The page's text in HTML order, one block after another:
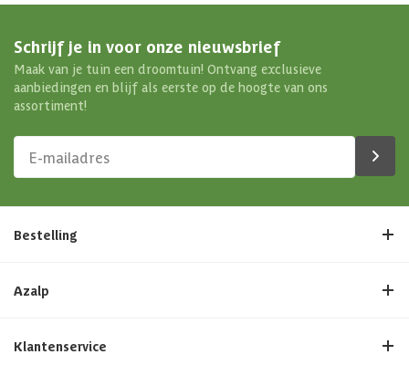
Schrijf je in voor onze nieuwsbrief
Maak van je tuin een droomtuin! Ontvang exclusieve
aanbiedingen en blijf als eerste op de hoogte van ons
assortiment!
Bestelling
Azalp
Klantenservice